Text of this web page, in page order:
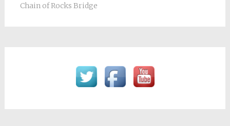
Chain of Rocks Bridge